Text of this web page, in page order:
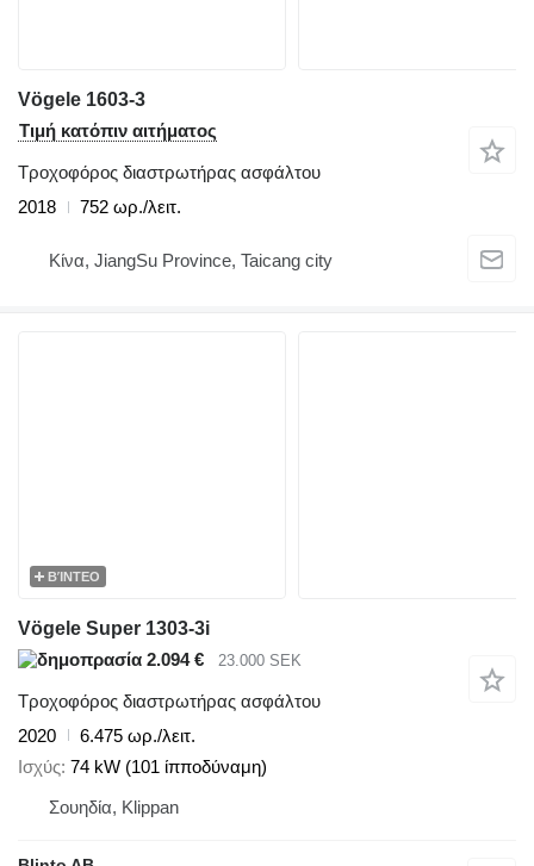
Vögele 1603-3
Τιμή κατόπιν αιτήματος
Τροχοφόρος διαστρωτήρας ασφάλτου
2018
752 ωρ./λειτ.
Κίνα, JiangSu Province, Taicang city
ΒΊΝΤΕΟ
Vögele Super 1303-3i
2.094 €
23.000 SEK
Τροχοφόρος διαστρωτήρας ασφάλτου
2020
6.475 ωρ./λειτ.
Ισχύς 74 kW (101 ίπποδύναμη)
Σουηδία, Klippan